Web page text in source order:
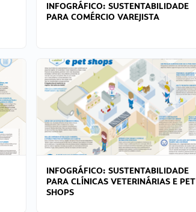
INFOGRÁFICO: SUSTENTABILIDADE
PARA COMÉRCIO VAREJISTA
INFOGRÁFICO: SUSTENTABILIDADE
PARA CLÍNICAS VETERINÁRIAS E PET
SHOPS